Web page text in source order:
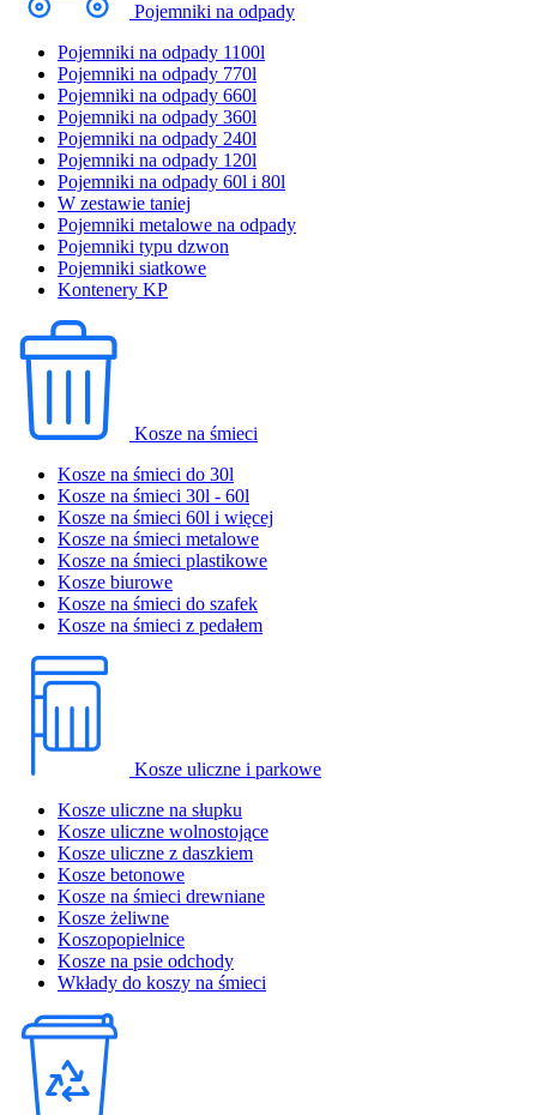
Pojemniki na odpady
Pojemniki na odpady 1100l
Pojemniki na odpady 770l
Pojemniki na odpady 660l
Pojemniki na odpady 360l
Pojemniki na odpady 240l
Pojemniki na odpady 120l
Pojemniki na odpady 60l i 80l
W zestawie taniej
Pojemniki metalowe na odpady
Pojemniki typu dzwon
Pojemniki siatkowe
Kontenery KP
Kosze na śmieci
Kosze na śmieci do 30l
Kosze na śmieci 30l - 60l
Kosze na śmieci 60l i więcej
Kosze na śmieci metalowe
Kosze na śmieci plastikowe
Kosze biurowe
Kosze na śmieci do szafek
Kosze na śmieci z pedałem
Kosze uliczne i parkowe
Kosze uliczne na słupku
Kosze uliczne wolnostojące
Kosze uliczne z daszkiem
Kosze betonowe
Kosze na śmieci drewniane
Kosze żeliwne
Koszopopielnice
Kosze na psie odchody
Wkłady do koszy na śmieci